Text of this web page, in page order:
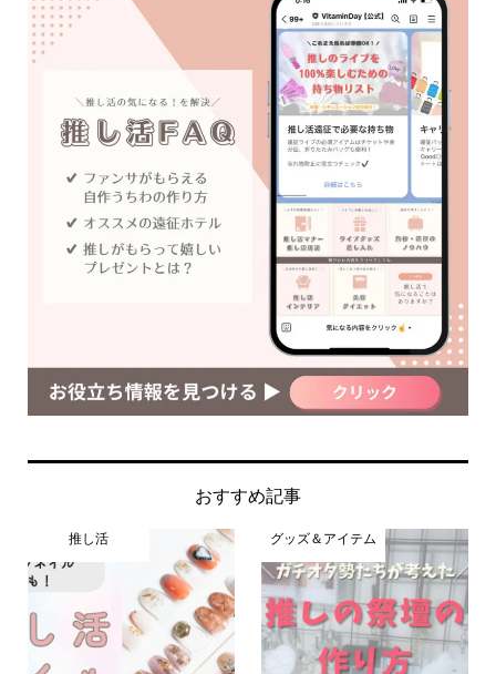
おすすめ記事
推し活 グッズ＆アイテム